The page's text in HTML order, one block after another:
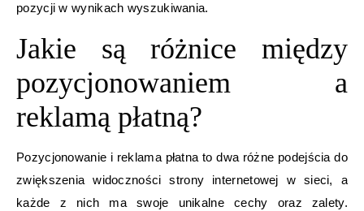
pozycji w wynikach wyszukiwania.
Jakie są różnice między
pozycjonowaniem a
reklamą płatną?
Pozycjonowanie i reklama płatna to dwa różne podejścia do
zwiększenia widoczności strony internetowej w sieci, a
każde z nich ma swoje unikalne cechy oraz zalety.